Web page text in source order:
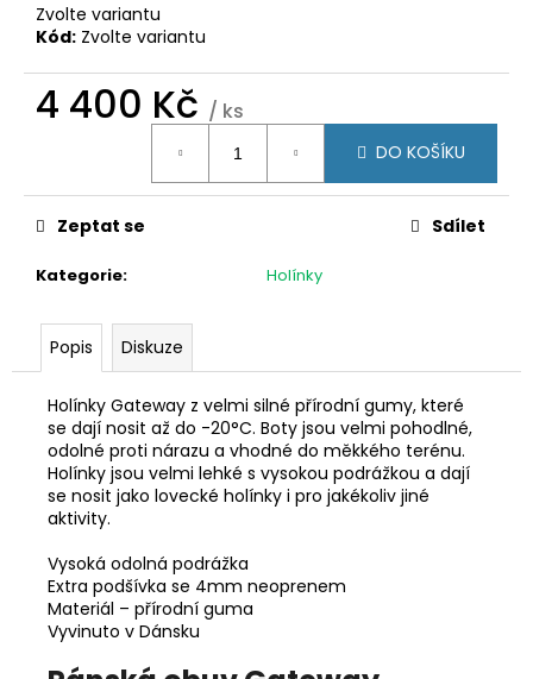
Zvolte variantu
Kód: Zvolte variantu
4 400 Kč / ks
DO KOŠÍKU
Kategorie: Holínky
Zeptat se Sdílet
Popis Diskuze
Holínky Gateway z velmi silné přírodní gumy, které
se dají nosit až do -20°C. Boty jsou velmi pohodlné,
odolné proti nárazu a vhodné do měkkého terénu.
Holínky jsou velmi lehké s vysokou podrážkou a dají
se nosit jako lovecké holínky i pro jakékoliv jiné
aktivity.
Vysoká odolná podrážka
Extra podšívka se 4mm neoprenem
Materiál – přírodní guma
Vyvinuto v Dánsku
D
o
p
o
u
m
FLEECOVÁ
LOVECKÁ
BUNDA
SPIKE
250
Kč